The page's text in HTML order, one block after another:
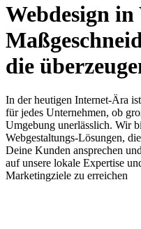
Webdesign
die
In der heutigen Internet-Ära
für jedes Unternehmen, ob
Umgebung unerlässlich. Wir
Webgestaltungs-Lösungen,
Deine Kunden ansprechen
auf unsere lokale Expertise
Marketingziele zu erreichen